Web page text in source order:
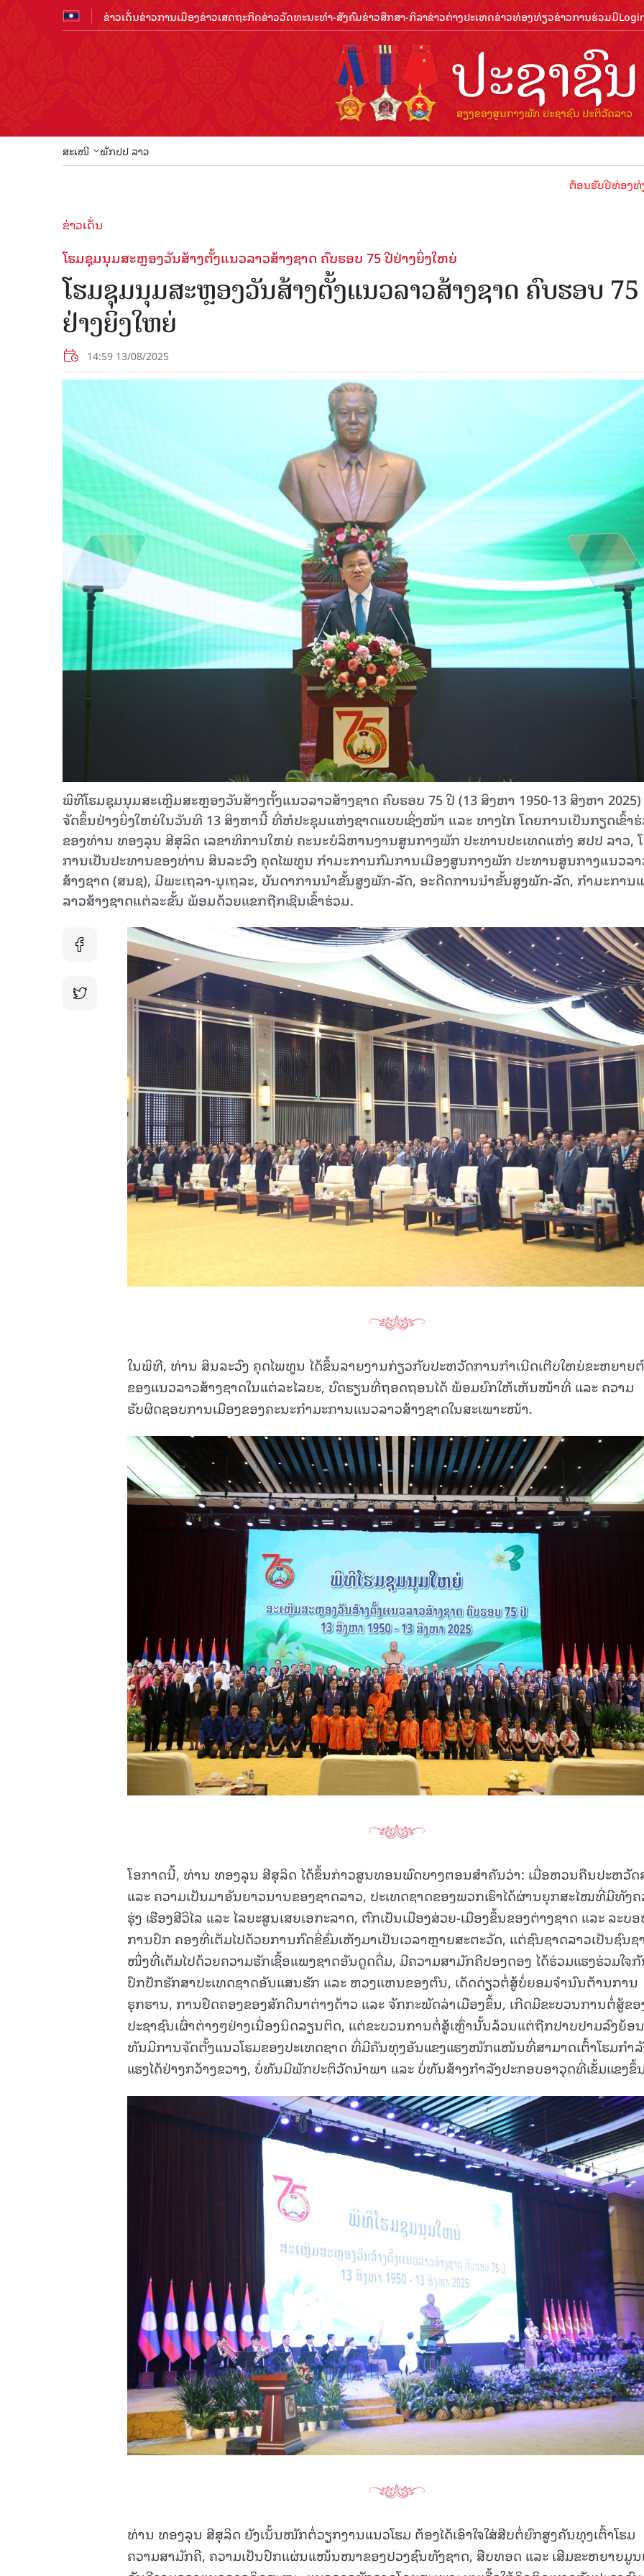
ຂ່າວເດັ່ນຂ່າວການເມືອງຂ່າວເສດຖະກິດຂ່າວວັດທະນະທຳ-ສັງຄົມຂ່າວສືກສາ-ກິລາຂ່າວຕ່າງປະເທດຂ່າວທ່ອງທ່ຽວຂ່າວການຮ່ວມມື
ສະເໜີ ພັກປປ ລາວ
ຕ້ອນຮັບປີທ່ອງທ່ຽວລາວ
ຂ່າວເດັ່ນ
ໂຮມຊຸມນຸມສະຫຼອງວັນສ້າງຕັ້ງແນວລາວສ້າງຊາດ ຄົບຮອບ 75 ປີຢ່າງຍິ່ງໃຫຍ່
ໂຮມຊຸມນຸມສະຫຼອງວັນສ້າງຕັ້ງແນວລາວສ້າງຊາດ ຄົບຮອບ
ຢ່າງຍິ່ງໃຫຍ່
14:59 13/08/2025
ພິທີໂຮມຊຸມນຸມສະເຫຼີມສະຫຼອງວັນສ້າງຕັ້ງແນວລາວສ້າງຊາດ ຄົບຮອບ 75 ປີ (13 ສິງຫາ 1950-13 ສິງຫາ 2025)
ຈັດຂຶ້ນຢ່າງຍິ່ງໃຫຍ່ໃນວັນທີ 13 ສິງຫານີ້ ທີ່ຫໍປະຊຸມແຫ່ງຊາດແບບເຊິ່ງໜ້າ ແລະ ທາງໄກ ໂດຍການເປັນກຽດເຂົ້າ
ຂອງທ່ານ ທອງລຸນ ສີສຸລິດ ເລຂາທິການໃຫຍ່ ຄະນະບໍລິຫານງານສູນກາງພັກ ປະທານປະເທດແຫ່ງ ສປປ ລາວ,
ການເປັນປະທານຂອງທ່ານ ສິນລະວົງ ຄຸດໄພທູນ ກໍາມະການກົມການເມືອງສູນກາງພັກ ປະທານສູນກາງແນວລ
ສ້າງຊາດ (ສນຊ), ມີພະ​ເຖລາ-ນຸ​ເຖລະ, ​ບັນດາການນໍາຂັ້ນສູງ​ພັກ-ລັດ, ອະດີດການນໍາຂັ້ນສູງພັກ-ລັດ, ກໍາມະການ
ລາວສ້າງຊາດແຕ່ລະຂັ້ນ ພ້ອມດ້ວຍແຂກຖືກເຊີນເຂົ້າຮ່ວມ.
ໃນພິທີ, ທ່ານ ສິນລະວົງ ຄຸດໄພທູນ ໄດ້ຂຶ້ນລາຍງານກ່ຽວກັບປະຫວັດການກໍາເນີດເຕີບໃຫຍ່ຂະຫຍາຍ
ຂອງແນວລາວສ້າງຊາດໃນແຕ່ລະໄລຍະ, ບົດຮຽນທີ່ຖອດຖອນໄດ້ ພ້ອມຍົກໃຫ້ເຫັນໜ້າທີ່ ແລະ ຄວາມ
ຮັບຜິດຊອບການເມືອງຂອງຄະນະກໍາມະການແນວລາວສ້າງຊາດໃນສະເພາະໜ້າ.
ໂອກາດນີ້, ທ່ານ ທອງລຸນ ສີສຸລິດ ໄດ້ຂຶ້ນກ່າວສູນທອນພົດບາງຕອນສໍາຄັນວ່າ: ເມື່ອຫວນຄືນປະຫວັດ
ແລະ ຄວາມເປັນມາອັນຍາວນານຂອງຊາດລາວ, ປະເທດຊາດຂອງພວກເຮົາໄດ້ຜ່ານຍຸກສະໄໝທີ່ມີທັງ
ຮຸ່ງ ເຮືອງສີວິໄລ ແລະ ໄລຍະສູນເສຍເອກະລາດ, ຕົກເປັນເມືອງສ່ວຍ-ເມືອງຂຶ້ນຂອງຕ່າງຊາດ ແລະ ລະບ
ການປົກ ຄອງທີ່ເຕັມໄປດ້ວຍການກົດຂີ່ຂົ່ມເຫັງມາເປັນເວລາຫຼາຍສະຕະວັດ, ແຕ່ຊົນຊາດລາວເປັນຊົນຊ
ໜຶ່ງທີ່ເຕັມໄປດ້ວຍຄວາມຮັກເຊື້ອແພງຊາດອັນດູດດື່ມ, ມີຄວາມສາມັກຄີປອງດອງ ໄດ້ຮ່ວມແຮງຮ່ວມໃຈ
ປົກປັກຮັກສາປະເທດຊາດອັນແສນຮັກ ແລະ ຫວງແຫນຂອງຕົນ, ເດັດດ່ຽວຕໍ່ສູ້ບໍ່ຍອມຈໍານົນຕ້ານການ
ຮຸກຮານ, ການຢຶດຄອງຂອງສັກດີນາຕ່າງດ້າວ ແລະ ຈັກກະພັດລ່າເມືອງຂຶ້ນ, ເກີດມີຂະບວນການຕໍ່ສູ້ຂອ
ປະຊາຊົນເຜົ່າຕ່າງໆຢ່າງເນື່ອງນິດລຽນຕິດ, ແຕ່ຂະບວນການຕໍ່ສູ້ເຫຼົ່ານັ້ນລ້ວນແຕ່ຖືກປາບປາມລົງຍ້ອ
ທັນມີການຈັດຕັ້ງແນວໂຮມຂອງປະເທດຊາດ ທີ່ມີຄັນທຸງອັນແຂງແຮງໜັກແໜ້ນທີ່ສາມາດເຕົ້າໂຮມກໍາ
ແຮງໄດ້ຢ່າງກວ້າງຂວາງ, ບໍ່ທັນມີພັກປະຕິວັດນໍາພາ ແລະ ບໍ່ທັນສ້າງກໍາລັງປະກອບອາວຸດທີ່ເຂັ້ມແຂງຂຶ້
ທ່ານ ທອງລຸນ ສີສຸລິດ ຍັງເນັ້ນໜັກຕໍ່ວຽກງານແນວໂຮມ ຕ້ອງໄດ້ເອົາໃຈໃສ່ສືບຕໍ່ຍົກສູງຄັນທຸງເຕົ້າໂຮມ
ຄວາມສາມັກຄີ, ຄວາມເປັນປຶກແຜ່ນແໜ້ນໜາຂອງປວງຊົນທັງຊາດ, ສືບທອດ ແລະ ເສີມຂະຫຍາຍມູນ
15.039(06-08-2026) 15.038(05-08-